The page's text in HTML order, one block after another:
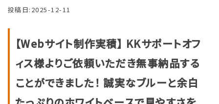
投稿日: 2025-12-11
【Webサイト制作実積】 KKサポートオフ
ィス様よりご依頼いただき無事納品する
ことができました！ 誠実なブルーと余白